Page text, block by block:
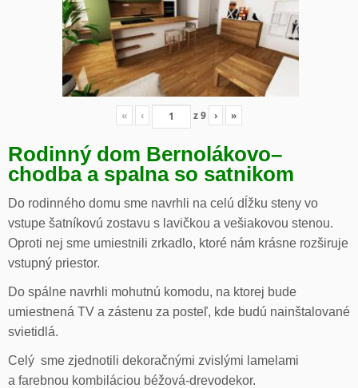
« ‹ z9 › »
Rodinný dom Bernolákovo–
chodba a spalna so satnikom
Do rodinného domu sme navrhli na celú dĺžku steny vo
vstupe šatníkovú zostavu s lavičkou a vešiakovou stenou.
Oproti nej sme umiestnili zrkadlo, ktoré nám krásne rozširuje
vstupný priestor.
Do spálne navrhli mohutnú komodu, na ktorej bude
umiestnená TV a zástenu za posteľ, kde budú nainštalované
svietidlá.
Celý sme zjednotili dekoračnými zvislými lamelami
a farebnou kombiláciou béžová-drevodekor.